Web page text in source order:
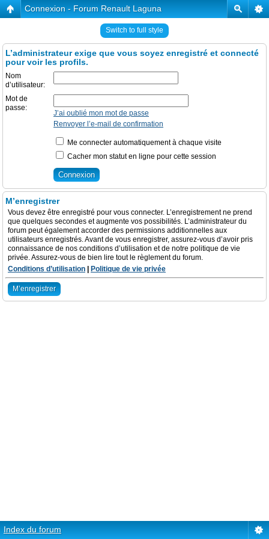
Connexion - Forum Renault Laguna
Switch to full style
L’administrateur exige que vous soyez enregistré et connecté
pour voir les profils.
Nom
d’utilisateur:
Mot de
passe:
J’ai oublié mon mot de passe
Renvoyer l’e-mail de confirmation
Me connecter automatiquement à chaque visite
Cacher mon statut en ligne pour cette session
M’enregistrer
Vous devez être enregistré pour vous connecter. L’enregistrement ne prend
que quelques secondes et augmente vos possibilités. L’administrateur du
forum peut également accorder des permissions additionnelles aux
utilisateurs enregistrés. Avant de vous enregistrer, assurez-vous d’avoir pris
connaissance de nos conditions d’utilisation et de notre politique de vie
privée. Assurez-vous de bien lire tout le règlement du forum.
Conditions d’utilisation
Politique de vie privée
M’enregistrer
Index du forum